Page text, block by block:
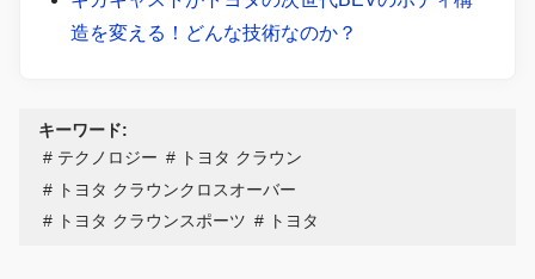
造を変える！どんな技術なのか？
キーワード:
テクノロジー
トヨタ クラウン
トヨタ クラウンクロスオーバー
トヨタ クラウンスポーツ
トヨタ